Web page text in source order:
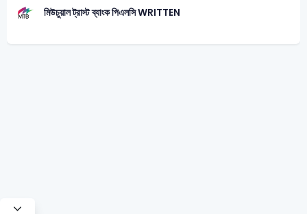
মিউচুয়াল ট্রাস্ট ব্যাংক পিএলসি WRITTEN